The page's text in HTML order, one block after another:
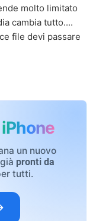
molto limitato
cambia tutto....
file devi passare
iPhone
un nuovo
pronti da
tutti.